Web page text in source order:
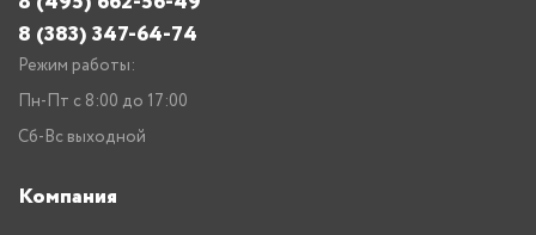
8 (383) 347-64-74
Режим работы:
Пн-Пт с 8:00 до 17:00
Сб-Вс выходной
Компания